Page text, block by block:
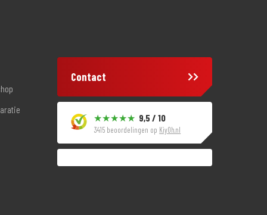
Contact
9,5 / 10
3415 beoordelingen op KiyOh.nl